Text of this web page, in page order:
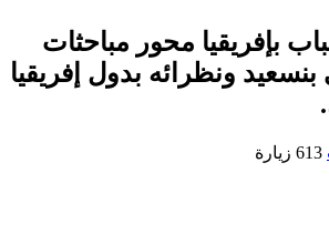
بإفريقيا محور مباحثات
بنسعيد ونظرائه بدول إفريقيا
613 زيارة